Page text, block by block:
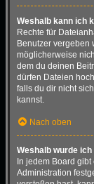
Weshalb kann ich
Rechte für
Benutzer vergeben
möglicherweise
dem du deinen
dürfen Dateien
falls du dir nicht
kannst.
Nach oben
Weshalb wurde
In jedem Board
Administration